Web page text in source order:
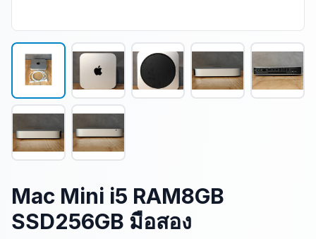
Mac Mini i5 RAM8GB
SSD256GB มือสอง